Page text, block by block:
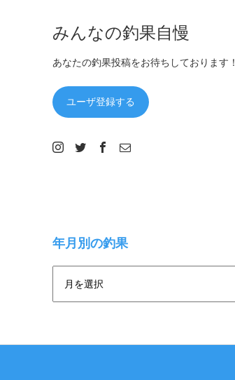
みんなの釣果自慢
あなたの釣果投稿をお待ちしております！
ユーザ登録する
年月別の釣果